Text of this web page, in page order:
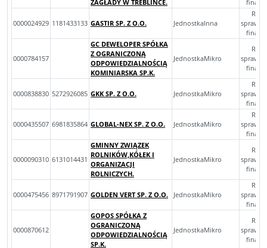
ZAGŁADY W TREBLINCE.
0000024929 1181433133 GASTIR SP. Z O.O. JednostkaInna
0000784157
GC DEWELOPER SPÓŁKA
Z OGRANICZONĄ
ODPOWIEDZIALNOŚCIĄ
KOMINIARSKA SP.K.
JednostkaMikro
0000838830 5272926085 GKK SP. Z O.O. JednostkaMikro
0000435507 6981835864 GLOBAL-NEX SP. Z O.O. JednostkaMikro
0000090310 6131014431
GMINNY ZWIĄZEK
ROLNIKÓW,KÓŁEK I
ORGANIZACJI
ROLNICZYCH.
JednostkaMikro
0000475456 8971791907 GOLDEN VERT SP. Z O.O. JednostkaMikro
0000870612
GOPOS SPÓŁKA Z
OGRANICZONĄ
ODPOWIEDZIALNOŚCIĄ
SP.K.
JednostkaMikro